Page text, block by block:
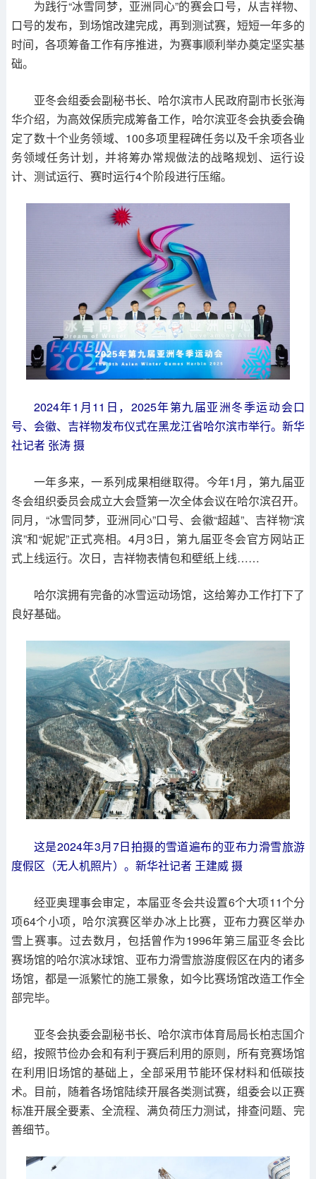
为践行“冰雪同梦，亚洲同心”的赛会口号，从吉祥物、
口号的发布，到场馆改建完成，再到测试赛，短短一年多的
时间，各项筹备工作有序推进，为赛事顺利举办奠定坚实基
础。
亚冬会组委会副秘书长、哈尔滨市人民政府副市长张海
华介绍，为高效保质完成筹备工作，哈尔滨亚冬会执委会确
定了数十个业务领域、100多项里程碑任务以及千余项各业
务领域任务计划，并将筹办常规做法的战略规划、运行设
计、测试运行、赛时运行4个阶段进行压缩。
2024年1月11日，2025年第九届亚洲冬季运动会口
号、会徽、吉祥物发布仪式在黑龙江省哈尔滨市举行。新华
社记者 张涛 摄
一年多来，一系列成果相继取得。今年1月，第九届亚
冬会组织委员会成立大会暨第一次全体会议在哈尔滨召开。
同月，“冰雪同梦，亚洲同心”口号、会徽“超越”、吉祥物“滨
滨”和“妮妮”正式亮相。4月3日，第九届亚冬会官方网站正
式上线运行。次日，吉祥物表情包和壁纸上线……
哈尔滨拥有完备的冰雪运动场馆，这给筹办工作打下了
良好基础。
这是2024年3月7日拍摄的雪道遍布的亚布力滑雪旅游
度假区（无人机照片）。新华社记者 王建威 摄
经亚奥理事会审定，本届亚冬会共设置6个大项11个分
项64个小项，哈尔滨赛区举办冰上比赛，亚布力赛区举办
雪上赛事。过去数月，包括曾作为1996年第三届亚冬会比
赛场馆的哈尔滨冰球馆、亚布力滑雪旅游度假区在内的诸多
场馆，都是一派繁忙的施工景象，如今比赛场馆改造工作全
部完毕。
亚冬会执委会副秘书长、哈尔滨市体育局局长柏志国介
绍，按照节俭办会和有利于赛后利用的原则，所有竞赛场馆
在利用旧场馆的基础上，全部采用节能环保材料和低碳技
术。目前，随着各场馆陆续开展各类测试赛，组委会以正赛
标准开展全要素、全流程、满负荷压力测试，排查问题、完
善细节。